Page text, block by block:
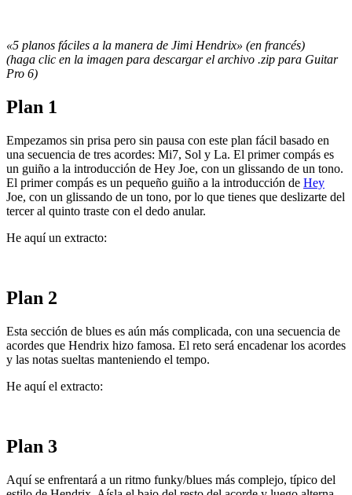
«5 planos fáciles a la manera de Jimi Hendrix» (en francés)
(haga clic en la imagen para descargar el archivo .zip para Guitar
Pro 6)
Plan 1
Empezamos sin prisa pero sin pausa con este plan fácil basado en
una secuencia de tres acordes: Mi7, Sol y La. El primer compás es
un guiño a la introducción de Hey Joe, con un glissando de un tono.
El primer compás es un pequeño guiño a la introducción de Hey
Joe, con un glissando de un tono, por lo que tienes que deslizarte del
tercer al quinto traste con el dedo anular.
He aquí un extracto:
Plan 2
Esta sección de blues es aún más complicada, con una secuencia de
acordes que Hendrix hizo famosa. El reto será encadenar los acordes
y las notas sueltas manteniendo el tempo.
He aquí el extracto:
Plan 3
Aquí se enfrentará a un ritmo funky/blues más complejo, típico del